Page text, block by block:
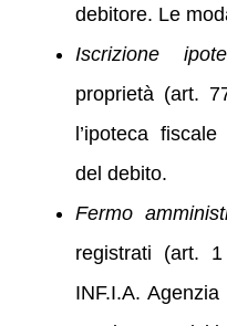
debitore. Le
Iscrizione
proprietà (art.
l’ipoteca
del debito.
Fermo
registrati (art.
INF.I.A.